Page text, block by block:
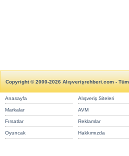
Copyright © 2000-2026 Alışverişrehberi.com - Tüm
Anasayfa Alışveriş Siteleri
Markalar AVM
Fırsatlar Reklamlar
Oyuncak Hakkımızda